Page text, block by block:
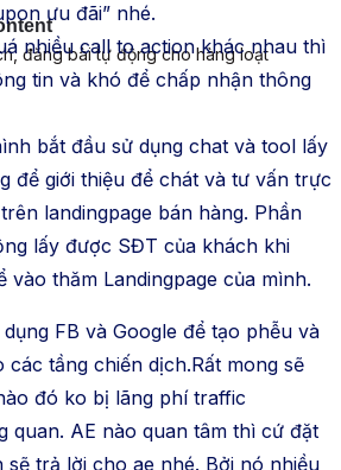
đăng bài tự động cho hàng loạt
ưu đãi” nhé.
nhiều call to action khác nhau thì
tin và khó để chấp nhận thông
bắt đầu sử dụng chat và tool lấy
để giới thiệu để chát và tư vấn trực
landingpage bán hàng. Phần
lấy được SĐT của khách khi
vào thăm Landingpage của mình.
FB và Google để tạo phễu và
tầng chiến dịch.Rất mong sẽ
đó ko bị lãng phí traffic
quan. AE nào quan tâm thì cứ đặt
sẽ trả lời cho ae nhé. Bởi nó nhiều